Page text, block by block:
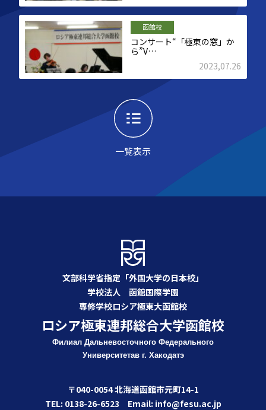
一覧表示
函館校
コンサート“「極東の窓」か
ら”V…
2023,07.26
文部科学省指定「外国大学の日本校」
学校法人 函館国際学園
専修学校ロシア極東大函館校
ロシア極東連邦総合大学函館校
Филиал Дальневосточного Федерального
Университетав г. Хакодатэ
〒040-0054 北海道函館市元町14-1
TEL: 0138-26-6523 Email: info@fesu.ac.jp